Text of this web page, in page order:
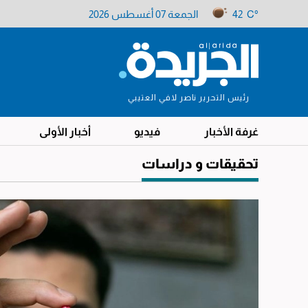
42 C° الجمعة 07 أغسطس 2026
رئيس التحرير ناصر لافي العتيبي
غرفة الأخبار فيديو أخبار الأولى
تحقيقات و دراسات